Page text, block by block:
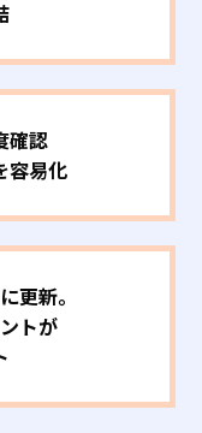
確認
容易化
更新。
トが